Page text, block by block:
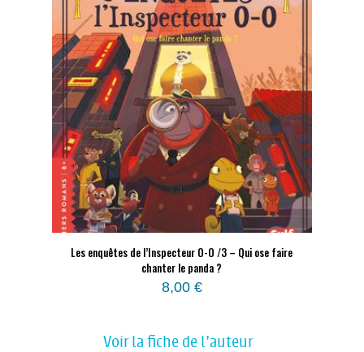
Les enquêtes de l’Inspecteur O-O /3 – Qui ose faire
chanter le panda ?
8,00 €
Voir la fiche de l'auteur